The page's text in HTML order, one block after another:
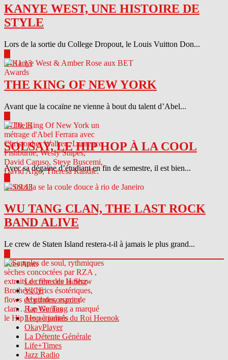
KANYE WEST, UNE HISTOIRE DE
STYLE
Lors de la sortie du College Dropout, le Louis Vuitton Don...
04.11.13
THE KING OF NEW YORK
Avant que la cocaïne ne vienne à bout du talent d’Abel...
04.10.13
SOLSAY, LE HIP HOP À LA COOL
Avec sa dégaine d’étudiant en fin de semestre, il est bien...
04.09.13
WU TANG CLAN, THE LAST ROCK
BAND ALIVE
Le crew de Staten Island restera-t-il à jamais le plus grand...
Sites Amis
Le crew des Haterz
VICE
Abcdrduson.com
Rap Genius
Les actualités du Roi Heenok
OkayPlayer
La Détente Générale
Life+Times
Jazz Radio